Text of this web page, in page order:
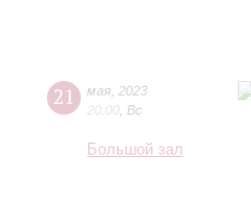
21 мая 2023
20:00 Вс
Большой зал